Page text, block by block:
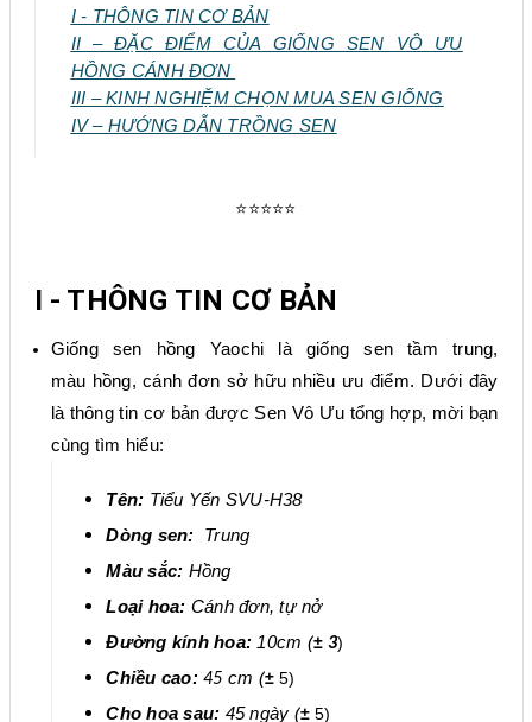
I - THÔNG TIN CƠ BẢN
II – ĐẶC ĐIỂM CỦA GIỐNG SEN VÔ ƯU
HỒNG CÁNH ĐƠN
III – KINH NGHIỆM CHỌN MUA SEN GIỐNG
IV – HƯỚNG DẪN TRỒNG SEN
⭐⭐⭐⭐⭐
I - THÔNG TIN CƠ BẢN
Giống sen hồng Yaochi là giống sen tầm trung,
màu hồng, cánh đơn sở hữu nhiều ưu điểm. Dưới đây
là thông tin cơ bản được Sen Vô Ưu tổng hợp, mời bạn
cùng tìm hiểu:
Tên: Tiểu Yến SVU-H38
Dòng sen: Trung
Màu sắc: Hồng
Loại hoa: Cánh đơn, tự nở
Đường kính hoa: 10cm (±3)
Chiều cao:45 cm (± 5)
Cho hoa sau: 45ngày (± 5)